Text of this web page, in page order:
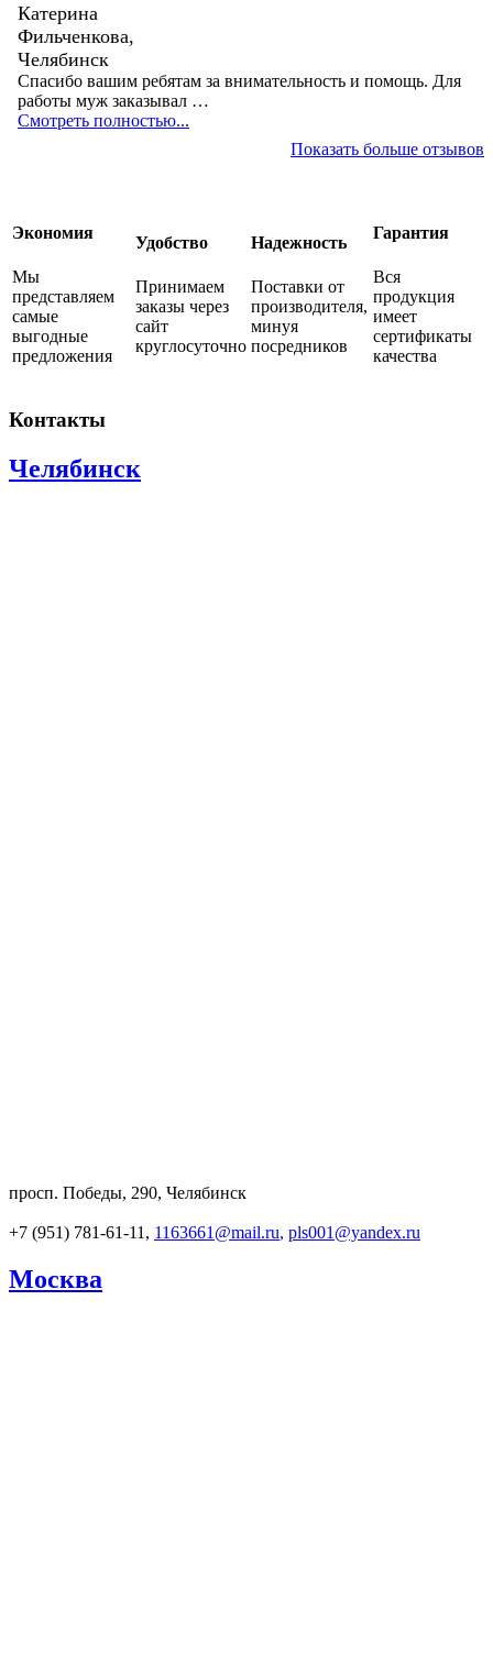
Катерина
Фильченкова,
Челябинск
Спасибо вашим ребятам за внимательность и помощь. Для
работы муж заказывал …
Смотреть полностью...
Показать больше отзывов
Экономия
Мы
представляем
самые
выгодные
предложения
Удобство
Принимаем
заказы через
сайт
круглосуточно
Надежность
Поставки от
производителя,
минуя
посредников
Гарантия
Вся
продукция
имеет
сертификаты
качества
Контакты
Челябинск
просп. Победы, 290, Челябинск
+7 (951) 781-61-11, 1163661@mail.ru, pls001@yandex.ru
Москва